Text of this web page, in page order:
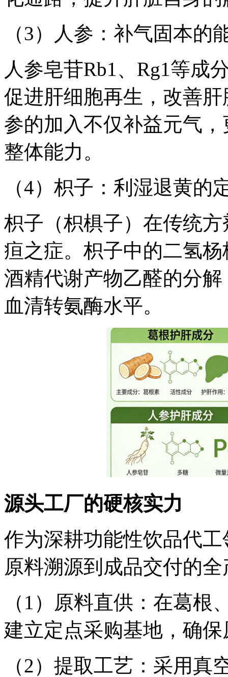
（3）人参：补气固本的
人参皂苷Rb1、Rg1等成
促进肝细胞再生，改善
参的加入不仅补益元气
整体能力。
（4）枳子：利湿退黄的
枳子（枳椇子）在传统
疸之症。枳子中的二氢
酒精代谢产物乙醛的分
血清转氨酶水平。
源头工厂的硬核实力
作为深耕功能性饮品代
原料溯源到成品交付的
（1）原料直供：在葛
建立定点采购基地，确
（2）提取工艺：采用